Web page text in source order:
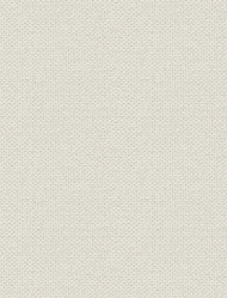
沿革
社章;社歌
役員